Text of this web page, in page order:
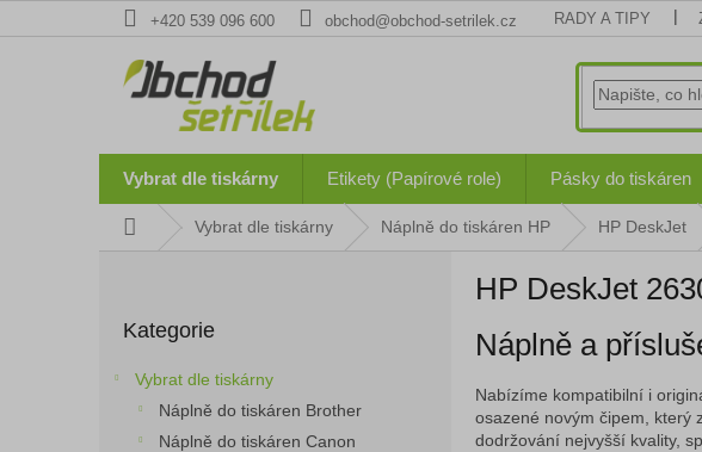
na
+420 539 096 600 obchod@obchod-setrilek.cz RADY A TIPY
Vybrat dle tiskárny Etikety (Papírové role) Pásky do tiskáren
Domů Vybrat dle tiskárny Náplně do tiskáren HP HP DeskJet
kategorie
Kategorie
Vybrat dle tiskárny
Náplně do tiskáren Brother
Náplně do tiskáren Canon
HP DeskJet
Náplně a
Nabízíme kompatibilní i
osazené novým čipem, který
dodržování nejvyšší kvality,